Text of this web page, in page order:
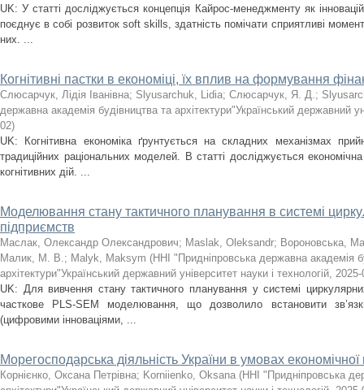
UK: У статті досліджується концепція Кайрос-менеджменту як
поєднує в собі розвиток soft skills, здатність помічати сприятливі
них. ...
Когнітивні пастки в економіці, їх вплив на формування
Слюсарчук, Лідія Іванівна; Slyusarchuk, Lidia; Слюсарчук, Я. Д.;
державна академія будівництва та архітектури"Український державний
02)
UK: Когнітивна економіка ґрунтується на складних механізмах
традиційних раціональних моделей. В статті досліджується
когнітивних дій. ...
Моделювання стану тактичного планування в системі
підприємств
Маслак, Олександр Олександрович; Maslak, Oleksandr; Вороновська,
Малик, М. В.; Malyk, Maksym (ННІ "Придніпровська державна академія
архітектури"Український державний університет науки і технологій, 2025-
UK: Для вивчення стану тактичного планування у системі
часткове PLS-SEM моделювання, що дозволило встановити
(цифровими інноваціями, ...
Морегосподарська діяльність України в умовах економічної
Корнієнко, Оксана Петрівна; Korniienko, Oksana (ННІ "Придніпровська